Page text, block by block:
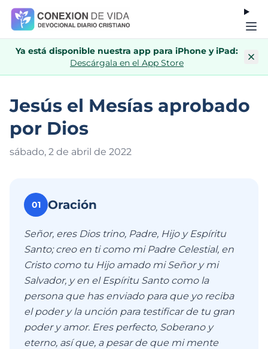
Ya está disponible nuestra app para iPhone y iPad:
Descárgala en el App Store
Jesús el Mesías aprobado
por Dios
sábado, 2 de abril de 2022
01 Oración
Señor, eres Dios trino, Padre, Hijo y Espíritu
Santo; creo en ti como mi Padre Celestial, en
Cristo como tu Hijo amado mi Señor y mi
Salvador, y en el Espíritu Santo como la
persona que has enviado para que yo reciba
el poder y la unción para testificar de tu gran
poder y amor. Eres perfecto, Soberano y
eterno, así que, a pesar de que mi mente